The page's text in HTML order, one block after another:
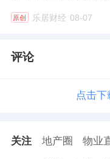
原创 乐居财经 08-07
评论
点击下
关注 地产圈 物业